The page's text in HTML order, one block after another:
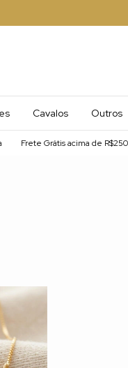
Cavalos Outros
Frete Grátis acima de R$250,00